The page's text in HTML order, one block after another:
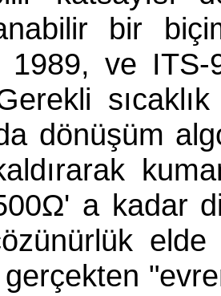
bir
ve ITS-
dönüşüm
a kadar
elde